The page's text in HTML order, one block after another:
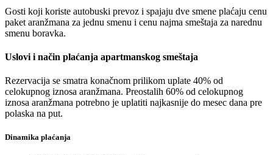
Gosti koji koriste autobuski prevoz i spajaju dve smene plaćaju cenu
paket aranžmana za jednu smenu i cenu najma smeštaja za narednu
smenu boravka.
Uslovi i način plaćanja apartmanskog smeštaja
Rezervacija se smatra konačnom prilikom uplate 40% od
celokupnog iznosa aranžmana. Preostalih 60% od celokupnog
iznosa aranžmana potrebno je uplatiti najkasnije do mesec dana pre
polaska na put.
Dinamika plaćanja